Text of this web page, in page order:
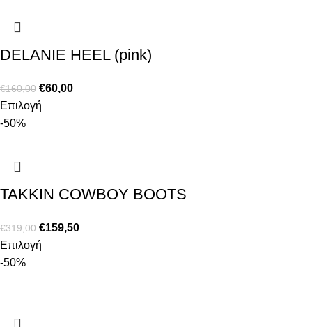
DELANIE HEEL (pink)
€160,00 €60,00
Επιλογή
-50%
TAKKIN COWBOY BOOTS
€319,00 €159,50
Επιλογή
-50%